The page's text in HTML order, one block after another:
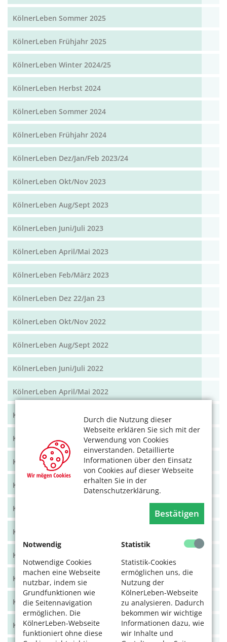
Durch die Nutzung dieser
Webseite erklären Sie sich mit der
Verwendung von Cookies
einverstanden. Detaillierte
Informationen über den Einsatz
von Cookies auf dieser Webseite
erhalten Sie in der
Datenschutzerklärung.
Bestätigen
Notwendig
Notwendige Cookies
machen eine Webseite
nutzbar, indem sie
Grundfunktionen wie
die Seitennavigation
ermöglichen. Die
KölnerLeben-Webseite
funktioniert ohne diese
Statistik
Statistik-Cookies
ermöglichen uns, die
Nutzung der
KölnerLeben-Webseite
zu analysieren. Dadurch
bekommen wir wichtige
Informationen dazu, wie
wir Inhalte und
KölnerLeben Sommer 2025
KölnerLeben Frühjahr 2025
KölnerLeben Winter 2024/25
KölnerLeben Herbst 2024
KölnerLeben Sommer 2024
KölnerLeben Frühjahr 2024
KölnerLeben Dez/Jan/Feb 2023/24
KölnerLeben Okt/Nov 2023
KölnerLeben Aug/Sept 2023
KölnerLeben Juni/Juli 2023
KölnerLeben April/Mai 2023
KölnerLeben Feb/März 2023
KölnerLeben Dez 22/Jan 23
KölnerLeben Okt/Nov 2022
KölnerLeben Aug/Sept 2022
KölnerLeben Juni/Juli 2022
KölnerLeben April/Mai 2022
KölnerLeben Feb/März 2022
KölnerLeben Dez 21/Jan 22
KölnerLeben Okt/Nov 2021
KölnerLeben Aug/Sept 2021
KölnerLeben Juni/Juli 2021
KölnerLeben April/Mai 2021
KölnerLeben Feb/März 2021
KölnerLeben Dez 20/Jan 21
KölnerLeben Okt/Nov 2020
KölnerLeben Aug/Sept 2020